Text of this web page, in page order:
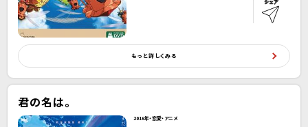
もっと詳しくみる
君の名は。
2016年・恋愛・アニメ